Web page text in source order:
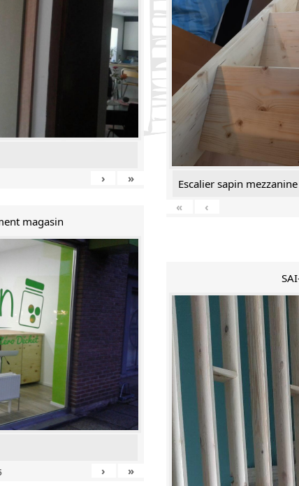
› »
magasin
› »
Escalier sapin
«
‹